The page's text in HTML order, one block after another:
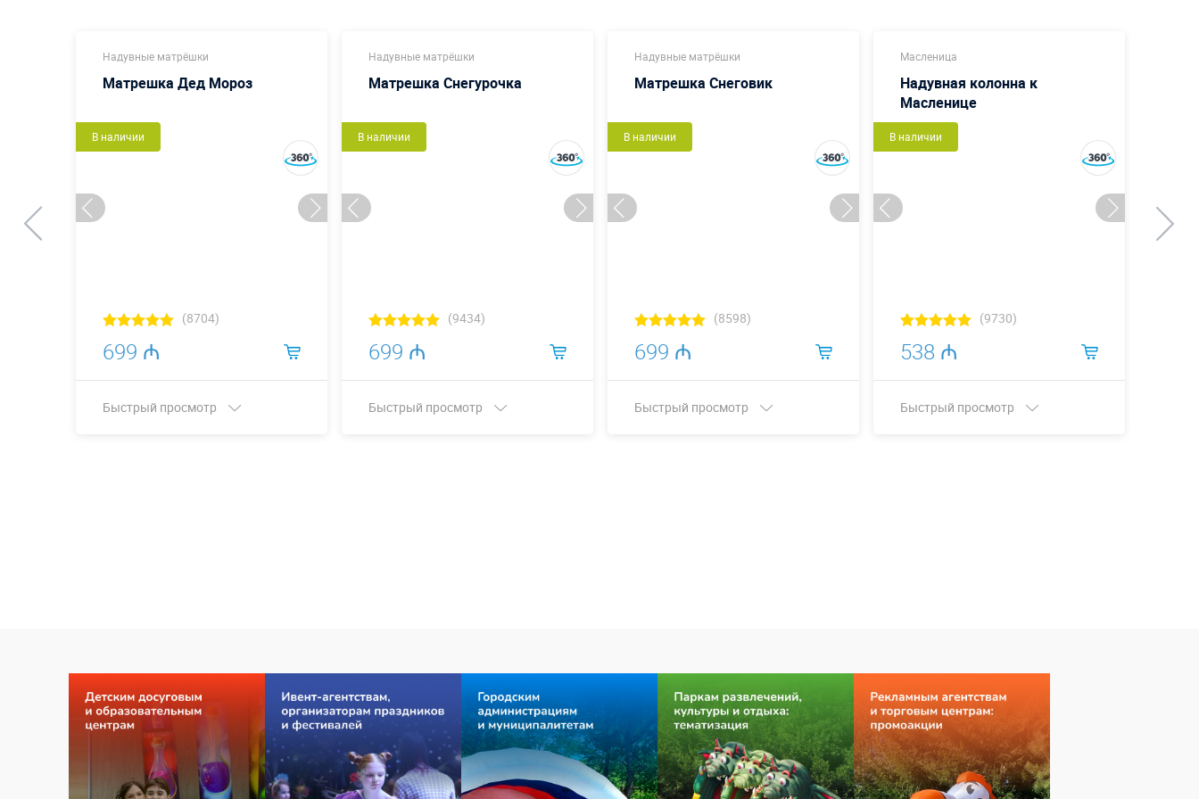
Надувные матрёшки
Матрешка Дед Мороз
В наличии
(8704)
699 ₼
Быстрый просмотр
Надувные матрёшки
Матрешка Снегурочка
В наличии
(9434)
699 ₼
Быстрый просмотр
Надувные матрёшки
Матрешка Снеговик
В наличии
(8598)
699 ₼
Быстрый просмотр
Масленица
Надувная колонна к
Масленице
В наличии
(9730)
538 ₼
Быстрый просмотр